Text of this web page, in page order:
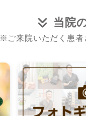
当院
※ご来院いただく患者